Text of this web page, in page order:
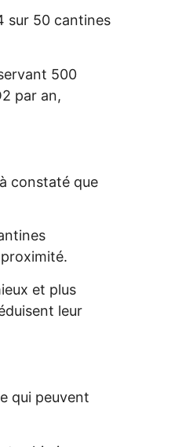
sur 50 cantines
500
par an,
constaté que
et plus
leur
qui peuvent